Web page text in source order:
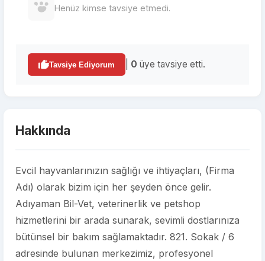
Henüz kimse tavsiye etmedi.
Tavsiye Ediyorum 0 üye tavsiye etti.
Hakkında
Evcil hayvanlarınızın sağlığı ve ihtiyaçları, (Firma
Adı) olarak bizim için her şeyden önce gelir.
Adıyaman Bil-Vet, veterinerlik ve petshop
hizmetlerini bir arada sunarak, sevimli dostlarınıza
bütünsel bir bakım sağlamaktadır. 821. Sokak / 6
adresinde bulunan merkezimiz, profesyonel